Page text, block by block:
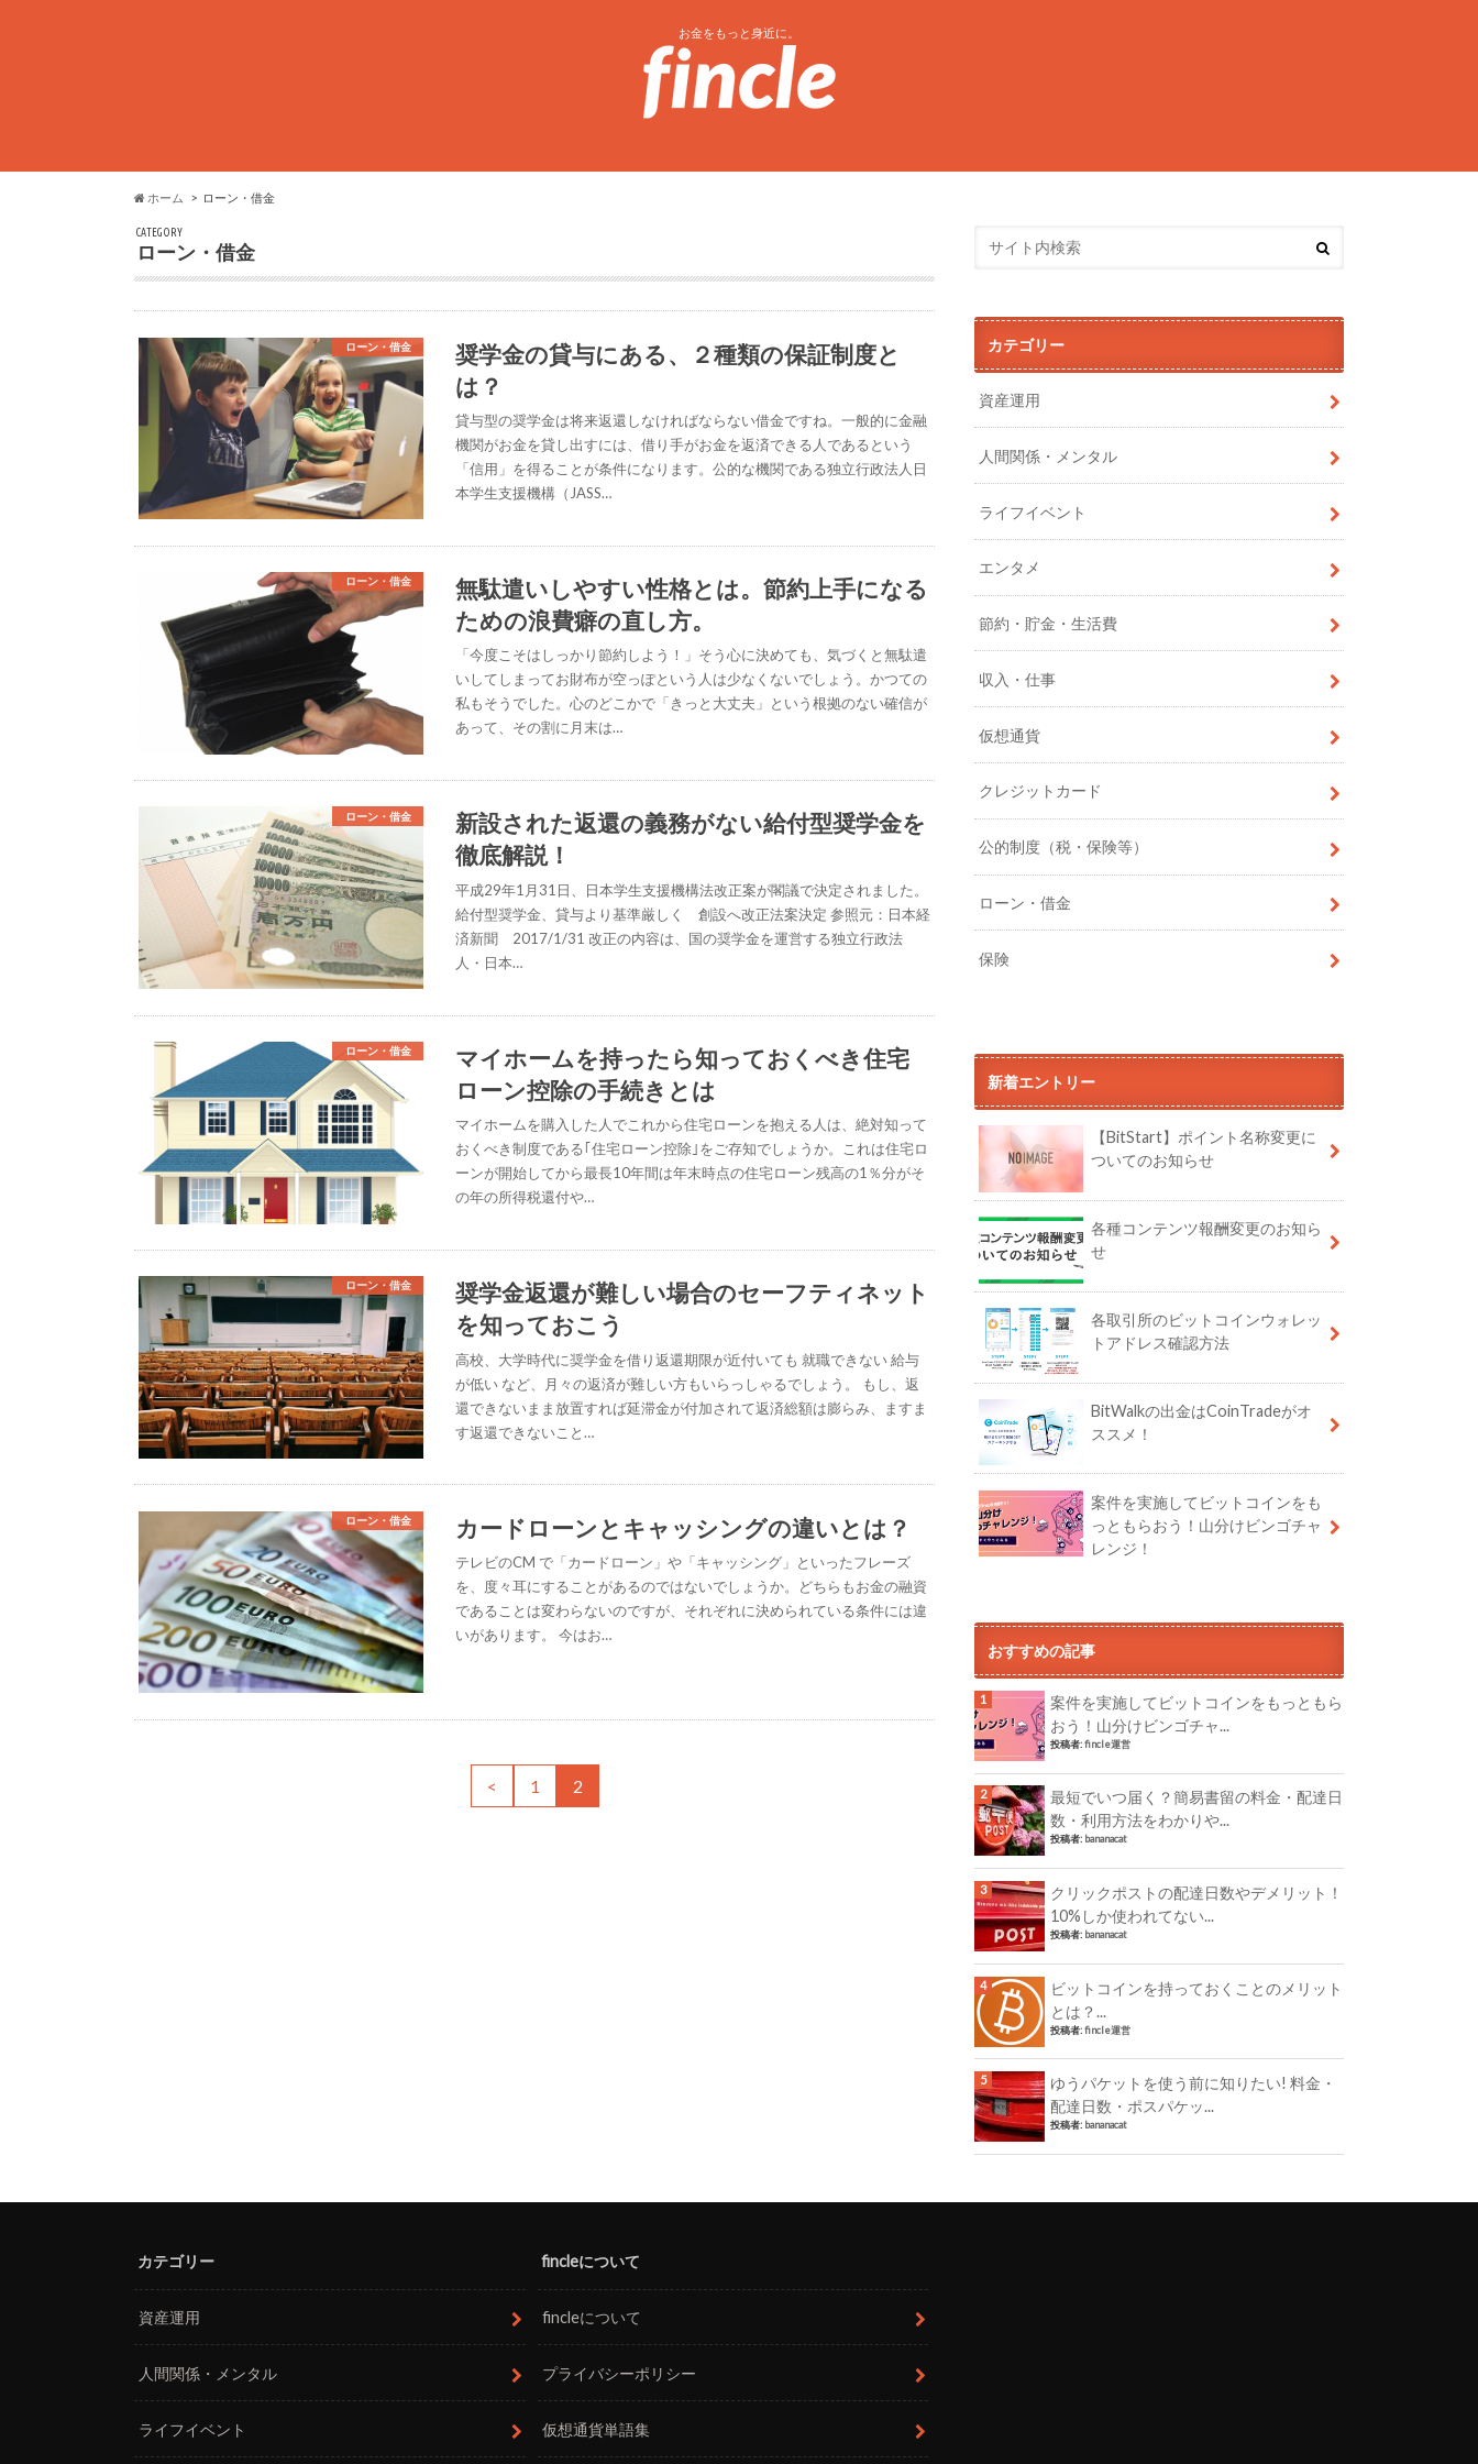
お金をもっと身近に。
ホーム ローン・借金
CATEGORY
ローン・借金
ローン・借金
奨学金の貸与にある、２種類の保証制度と
は？
貸与型の奨学金は将来返還しなければならない借金ですね。一般的に金融
機関がお金を貸し出すには、借り手がお金を返済できる人であるという
「信用」を得ることが条件になります。公的な機関である独立行政法人日
本学生支援機構（JASS…
ローン・借金
無駄遣いしやすい性格とは。節約上手になる
ための浪費癖の直し方。
「今度こそはしっかり節約しよう！」そう心に決めても、気づくと無駄遣
いしてしまってお財布が空っぽという人は少なくないでしょう。かつての
私もそうでした。心のどこかで「きっと大丈夫」という根拠のない確信が
あって、その割に月末は…
ローン・借金
新設された返還の義務がない給付型奨学金を
徹底解説！
平成29年1月31日、日本学生支援機構法改正案が閣議で決定されました。
給付型奨学金、貸与より基準厳しく 創設へ改正法案決定 参照元：日本経
済新聞 2017/1/31 改正の内容は、国の奨学金を運営する独立行政法
人・日本…
ローン・借金
マイホームを持ったら知っておくべき住宅
ローン控除の手続きとは
マイホームを購入した人でこれから住宅ローンを抱える人は、絶対知って
おくべき制度である｢住宅ローン控除｣をご存知でしょうか。これは住宅ロ
ーンが開始してから最長10年間は年末時点の住宅ローン残高の1％分がそ
の年の所得税還付や…
ローン・借金
奨学金返還が難しい場合のセーフティネット
を知っておこう
高校、大学時代に奨学金を借り返還期限が近付いても 就職できない 給与
が低い など、月々の返済が難しい方もいらっしゃるでしょう。 もし、返
還できないまま放置すれば延滞金が付加されて返済総額は膨らみ、ますま
す返還できないこと…
ローン・借金 カードローンとキャッシングの違いとは？
テレビのCM で「カードローン」や「キャッシング」といったフレーズ
を、度々耳にすることがあるのではないでしょうか。どちらもお金の融資
であることは変わらないのですが、それぞれに決められている条件には違
いがあります。 今はお…
< 1 2
カテゴリー
資産運用
人間関係・メンタル
ライフイベント
エンタメ
節約・貯金・生活費
収入・仕事
仮想通貨
クレジットカード
公的制度（税・保険等）
ローン・借金
保険
新着エントリー
【BitStart】ポイント名称変更に
ついてのお知らせ
各種コンテンツ報酬変更のお知ら
せ
各取引所のビットコインウォレッ
トアドレス確認方法
BitWalkの出金はCoinTradeがオ
ススメ！
案件を実施してビットコインをも
っともらおう！山分けビンゴチャ
レンジ！
おすすめの記事
案件を実施してビットコインをもっともら
おう！山分けビンゴチャ...
投稿者:fincle運営
最短でいつ届く？簡易書留の料金・配達日
数・利用方法をわかりや...
投稿者: bananacat
クリックポストの配達日数やデメリット！
10%しか使われてない...
投稿者: bananacat
ビットコインを持っておくことのメリット
とは？...
投稿者:fincle運営
ゆうパケットを使う前に知りたい! 料金・
配達日数・ポスパケッ...
投稿者: bananacat
カテゴリー
資産運用
人間関係・メンタル
ライフイベント
fincleについて
fincleについて
プライバシーポリシー
仮想通貨単語集